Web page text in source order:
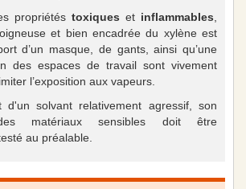
propriétés toxiques et inflammables
et bien encadrée du xylène est
d’un masque, de gants, ainsi qu’une
des espaces de travail sont vivement
l’exposition aux vapeurs.
d'un solvant relativement agressif, son
matériaux sensibles doit être
au préalable.